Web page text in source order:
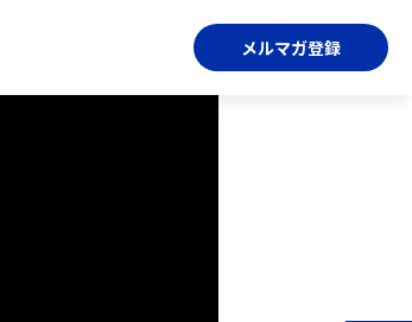
メルマガ登録